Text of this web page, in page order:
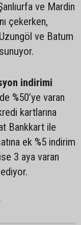
ve Mardin
çekerken,
ve Batum
indirimi
%50’ye varan
kartlarına
Bankkart ile
ek %5 indirim
3 aya varan